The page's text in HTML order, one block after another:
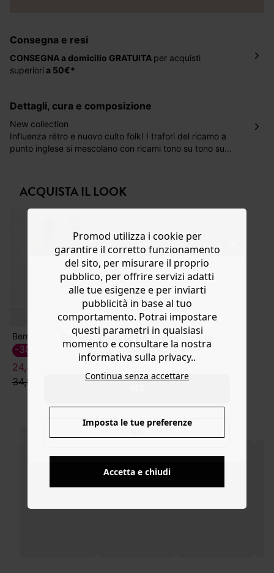
Do you want to be redirected to
www.promod.com ?
Consegna e resi
CONSEGNA a domicilio GRATUITA per acquisti
superiori a 50€*
ordinazione, al costo di 4 € per ordini inferiori a 50 €.
Hai 30 gg. per restituire o cambiare gli articoli a
decorrere dalla data dell’avvenuta ricezione.
Aiuto
dettagli, cura e composizione
New collection
Influenza rétro e nuovo culto folk! I trafori del ricamo a
punto inglese si mescolano con ricami tono su tono su
sul petto foderata, scollo a V bordato da inserto crochet,
vita con elastico, nastri da annodare sul davanti.
Baschina sul fondo.
ACQUISTA IL LOOK
Bermuda in denim
24,49 €
34,99 €
-30%
Promod utilizza i cookie per
garantire il corretto funzionamento
del sito, per misurare il proprio
pubblico, per offrire servizi adatti
alle tue esigenze e per inviarti
pubblicità in base al tuo
comportamento. Potrai impostare
questi parametri in qualsiasi
momento e consultare la nostra
informativa sulla privacy..
Continua senza accettare
Imposta le tue preferenze
Accetta e chiudi